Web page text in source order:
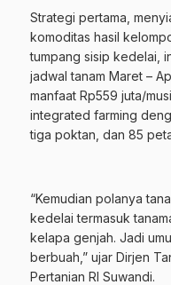
Strategi pertama,
komoditas hasil
tumpang sisip kedelai,
jadwal tanam Maret –
manfaat Rp559 juta/
integrated farming
tiga poktan, dan 85
“Kemudian polanya
kedelai termasuk
kelapa genjah. Jadi
berbuah,” ujar Dirjen
Pertanian RI Suwandi.